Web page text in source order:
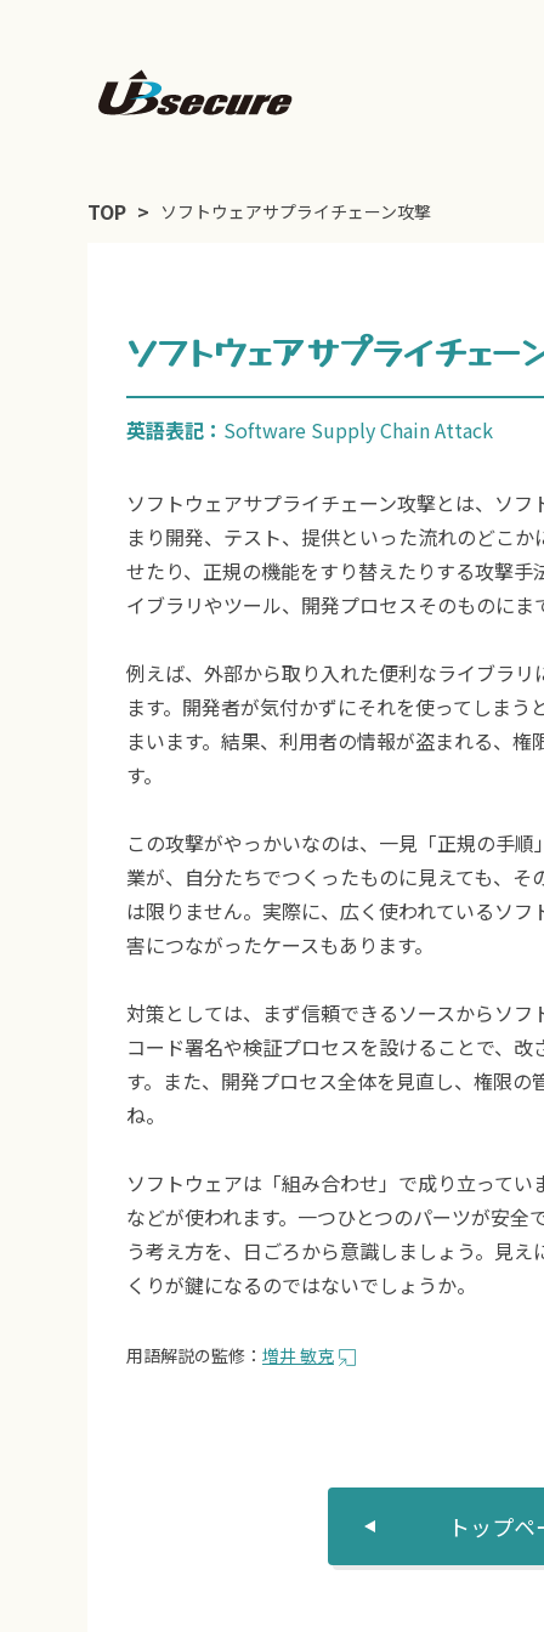
TOP ソフトウェアサプライチェーン攻撃
ソフトウェアサプライチェー
英語表記： Software Supply Chain Attack
ソフトウェアサプライチェーン攻撃とは、ソ
まり開発、テスト、提供といった流れのどこ
せたり、正規の機能をすり替えたりする攻撃
イブラリやツール、開発プロセスそのものにま
例えば、外部から取り入れた便利なライブラ
ます。開発者が気付かずにそれを使ってしま
まいます。結果、利用者の情報が盗まれる、
す。
この攻撃がやっかいなのは、一見「正規の手
業が、自分たちでつくったものに見えても、
は限りません。実際に、広く使われているソ
害につながったケースもあります。
対策としては、まず信頼できるソースからソ
コード署名や検証プロセスを設けることで、
す。また、開発プロセス全体を見直し、権限
ね。
ソフトウェアは「組み合わせ」で成り立って
などが使われます。一つひとつのパーツが安
う考え方を、日ごろから意識しましょう。見
くりが鍵になるのではないでしょうか。
用語解説の監修： 増井 敏克
トップ